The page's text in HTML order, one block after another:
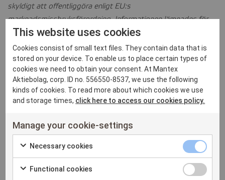
skyldigt att offentliggöra enligt EU:s
marknadsmissbruksförordning. Informationen lämnades för
offentliggörande den 24 augusti 2017, kl. 08.30 CET.
För mer information vänligen kontakta:
Max Gerger, VD
max.gerger@mantex.se
Om Mantex
Mantex säljer lösningar baserade på en patenterad ny
röntgenbaserad mätteknik för biomassa, som beröringsfritt,
automatiskt och i realtid analyserar materialets fukthalt,
This website uses cookies
Cookies consist of small text files. They contain data that is
stored on your device. To enable us to place certain types of
cookies we need to obtain your consent. At Mantex
Aktiebolag, corp. ID no. 556550-8537, we use the following
kinds of cookies. To read more about which cookies we use
and storage times, click here to access our cookies policy.
Manage your cookie-settings
Necessary cookies
Check
to
Necessary
cookies
checkbox
Functional cookies
Functional